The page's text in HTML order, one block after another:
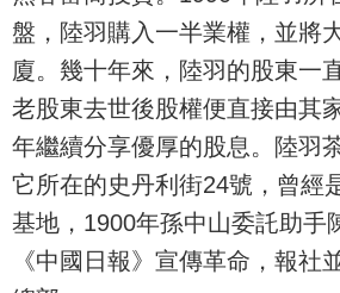
盤，陸羽購入一半業權，並將
廈。幾十年來，陸羽的股東一
老股東去世後股權便直接由其
年繼續分享優厚的股息。陸羽
它所在的史丹利街24號，曾經
基地，1900年孫中山委託助手
《中國日報》宣傳革命，報社